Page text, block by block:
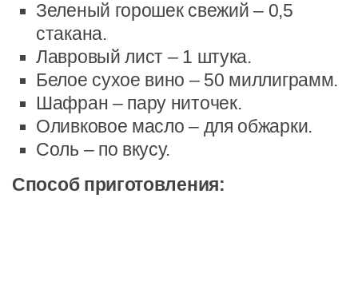
Зеленый горошек свежий – 0,5
стакана.
Лавровый лист – 1 штука.
Белое сухое вино – 50 миллиграмм.
Шафран – пару ниточек.
Оливковое масло – для обжарки.
Соль – по вкусу.
Способ приготовления: